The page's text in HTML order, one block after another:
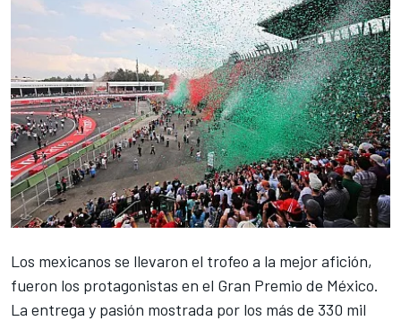
Los mexicanos se llevaron el trofeo a la mejor afición,
fueron los protagonistas en el Gran Premio de México.
La entrega y pasión mostrada por los más de 330 mil